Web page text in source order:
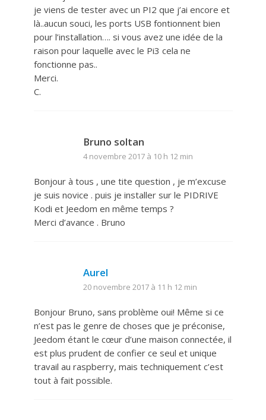
je viens de tester avec un PI2 que j’ai encore et
là..aucun souci, les ports USB fontionnent bien
pour l’installation…. si vous avez une idée de la
raison pour laquelle avec le Pi3 cela ne
fonctionne pas..
Merci.
C.
Bruno soltan
4 novembre 2017 à 10 h 12 min
Bonjour à tous , une tite question , je m’excuse
je suis novice . puis je installer sur le PIDRIVE
Kodi et Jeedom en même temps ?
Merci d’avance . Bruno
Aurel
20 novembre 2017 à 11 h 12 min
Bonjour Bruno, sans problème oui! Même si ce
n’est pas le genre de choses que je préconise,
Jeedom étant le cœur d’une maison connectée, il
est plus prudent de confier ce seul et unique
travail au raspberry, mais techniquement c’est
tout à fait possible.